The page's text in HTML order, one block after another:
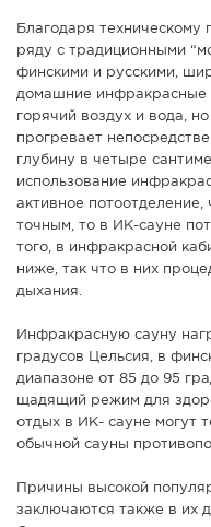
Благодаря техническому
ряду с традиционными
финскими и русскими,
домашние инфракрасные
горячий воздух и вода,
прогревает
глубину в четыре
использование
активное
точным, то в ИК-сауне
того, в инфракрасной
ниже, так что в них
дыхания.
Инфракрасную сауну
градусов Цельсия, в
диапазоне от 85 до 95
щадящий режим для
отдых в ИК- сауне могут
обычной сауны
Причины высокой
заключаются также в их